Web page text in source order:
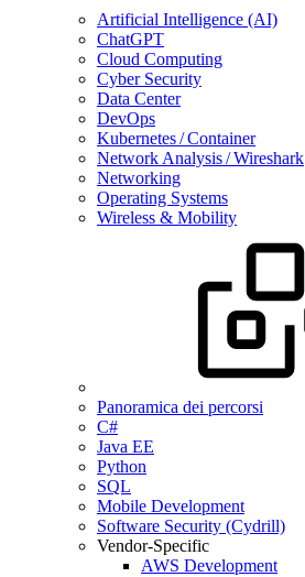
Artificial Intelligence (AI)
ChatGPT
Cloud Computing
Cyber Security
Data Center
DevOps
Kubernetes / Container
Network Analysis / Wireshark
Networking
Operating Systems
Wireless & Mobility
Panoramica dei percorsi
C#
Java EE
Python
SQL
Mobile Development
Software Security (Cydrill)
Vendor-Specific
AWS Development